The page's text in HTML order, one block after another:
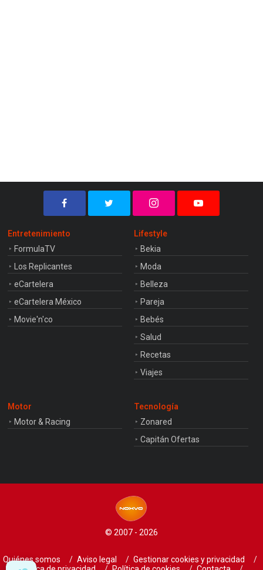
Entretenimiento
FormulaTV
Los Replicantes
eCartelera
eCartelera México
Movie'n'co
Lifestyle
Bekia
Moda
Belleza
Pareja
Bebés
Salud
Recetas
Viajes
Motor
Motor & Racing
Tecnología
Zonared
Capitán Ofertas
© 2007 - 2026
Quiénes somos Aviso legal
Gestionar cookies y privacidad